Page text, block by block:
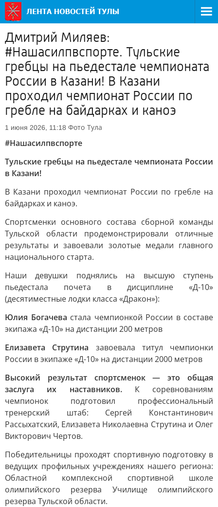
Дмитрий Миляев:
#Нашасилпвспорте. Тульские
гребцы на пьедестале чемпионата
России в Казани! В Казани
проходил чемпионат России по
гребле на байдарках и каноэ
1 июня 2026, 11:18 Фото Тула
#Нашасилпвспорте
Тульские гребцы на пьедестале чемпионата России
в Казани!
В Казани проходил чемпионат России по гребле на
байдарках и каноэ.
Спортсменки основного состава сборной команды
Тульской области продемонстрировали отличные
результаты и завоевали золотые медали главного
национального старта.
Наши девушки поднялись на высшую ступень
пьедестала почета в дисциплине «Д-10»
(десятиместные лодки класса «Дракон»):
Юлия Богачева стала чемпионкой России в составе
экипажа «Д-10» на дистанции 200 метров
Елизавета Струтина завоевала титул чемпионки
России в экипаже «Д-10» на дистанции 2000 метров
Высокий результат спортсменок — это общая
заслуга их наставников. К соревнованиям
чемпионок подготовил профессиональный
тренерский штаб: Сергей Константинович
Рассыхатский, Елизавета Николаевна Струтина и Олег
Викторович Чертов.
Победительницы проходят спортивную подготовку в
ведущих профильных учреждениях нашего региона:
Областной комплексной спортивной школе
олимпийского резерва Училище олимпийского
резерва Тульской области.